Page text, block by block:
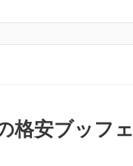
格安ブッフェ